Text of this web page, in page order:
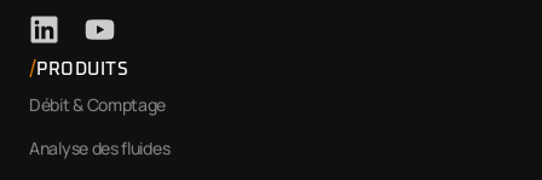
PRODUITS
Débit & Comptage
Analyse des fluides